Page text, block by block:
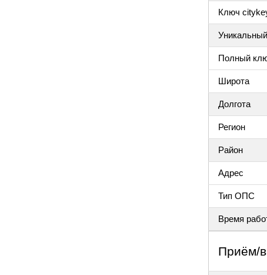
Ключ
Полный
Широта
Долгота
Регион
Район
Адрес
Тип ОПС
Время
Приём/